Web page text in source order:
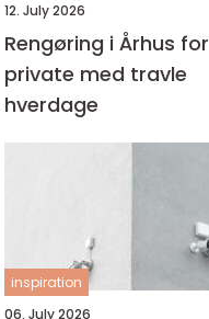
12. July 2026
Rengøring i Århus for
private med travle
hverdage
inspiration
06. July 2026